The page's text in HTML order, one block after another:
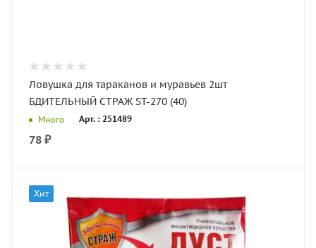
Ловушка для тараканов и муравьев 2шт
БДИТЕЛЬНЫЙ СТРАЖ ST-270 (40)
Много Арт. : 251489
78 ₽
Хит